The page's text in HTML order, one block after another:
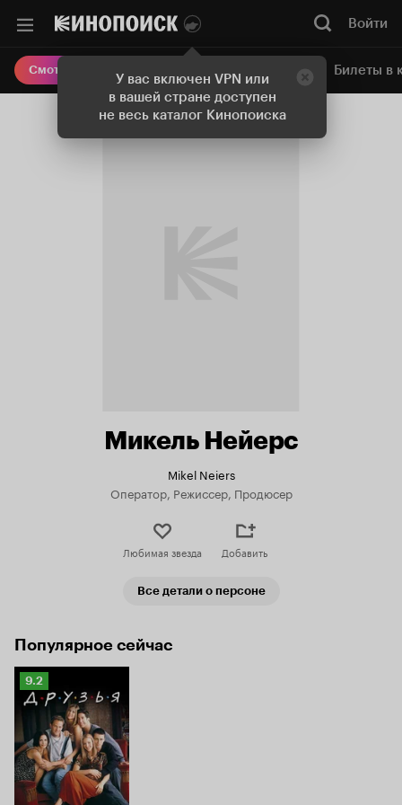
У вас включен VPN или
в вашей стране доступен
не весь каталог Кинопоиска
Войти
Смотреть кино Онлайн-кинотеатр Билеты в
Микель Нейерс
Mikel Neiers
Оператор, Режиссер, Продюсер
Любимая звезда Добавить
Все детали о персоне
Популярное сейчас
Рейтинг
Кинопоиска
9.2